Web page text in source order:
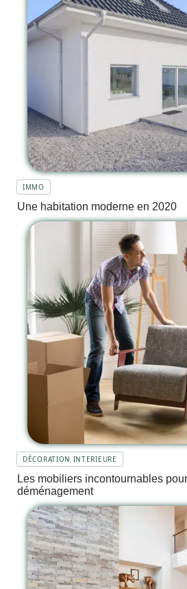
IMMO
Une habitation moderne en 2020
DÉCORATION INTERIEURE
Les mobiliers incontournables
déménagement